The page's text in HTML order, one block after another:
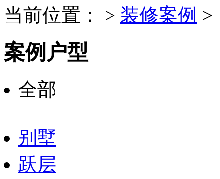
当前位置： > 装修案例 >
案例户型
全部
别墅
跃层